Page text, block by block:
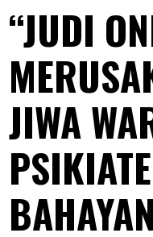
“JUDI
JIWA